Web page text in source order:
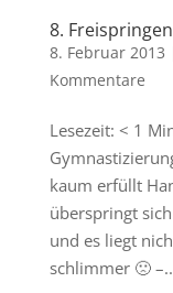
8. Freispringen
8. Februar 2013
Kommentare
Lesezeit: < 1
kaum erfüllt
überspringt
und es liegt
schlimmer 🙁